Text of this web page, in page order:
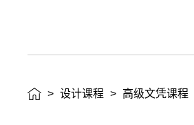
> 设计课程 > 高级文凭课程